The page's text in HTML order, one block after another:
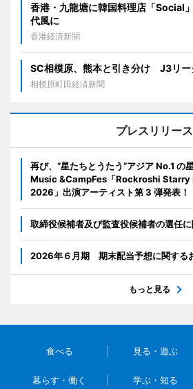
香港・九龍塘に韓国料理店「Social
代風に
香港経済新聞
SC相模原、熊本と引き分け J3リー
相模原町田経済新聞
プレスリリース
再び、”星たちとうたう”アジア No.1 の
Music &CampFes「Rockroshi
2026」出演アーティスト第 3 弾発表！
取締役候補者及び監査役候補者の選任
2026年６月期 期末配当予想に関する
もっと見る
食べる 見る・遊ぶ
暮らす・働く 学ぶ・知る